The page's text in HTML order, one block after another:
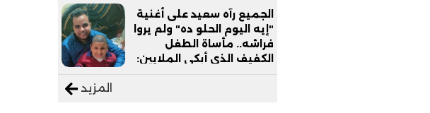
الجميع رآه سعيد على أغنية
"إيه اليوم الحلو ده" ولم يروا
فراشه.. مأساة الطفل
الكفيف الذي أبكى الملايين:
المزيد